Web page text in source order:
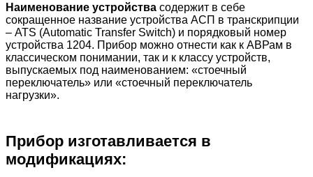
Наименование устройства содержит в себе
сокращенное название устройства АСП в транскрипции
– ATS (Automatic Transfer Switch) и порядковый номер
устройства 1204. Прибор можно отнести как к АВРам в
классическом понимании, так и к классу устройств,
выпускаемых под наименованием: «стоечный
переключатель» или «стоечный переключатель
нагрузки».
Прибор изготавливается в
модификациях: